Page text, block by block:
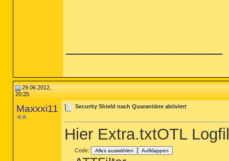
29.06.2012,
20:25
Maxxxi11 Security Shield nach Quarantäne aktiviert
Hier Extra.txtOTL
Code: Alles auswählen Aufklappen